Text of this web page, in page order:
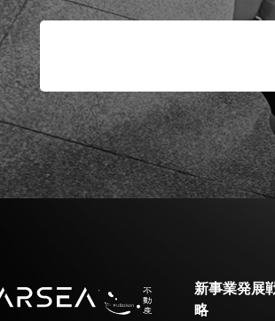
新事業発展
略